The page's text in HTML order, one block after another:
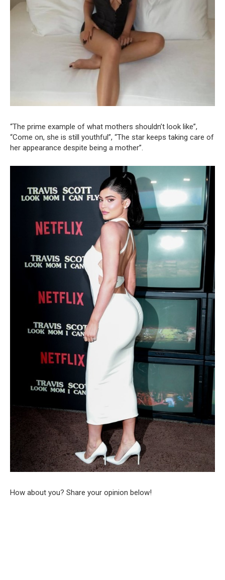
“The prime example of what mothers shouldn’t look like”,
“Come on, she is still youthful”, “The star keeps taking care of
her appearance despite being a mother”.
How about you? Share your opinion below!